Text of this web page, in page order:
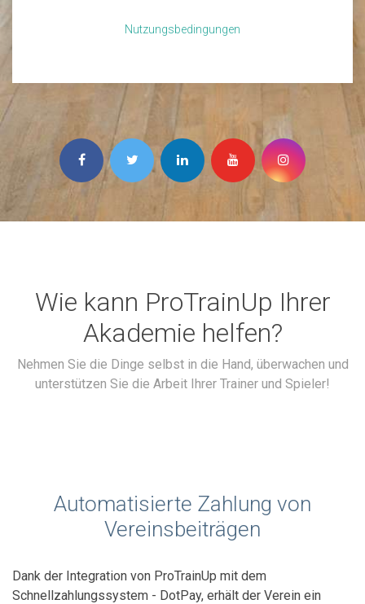
Nutzungsbedingungen
Wie kann ProTrainUp Ihrer
Akademie helfen?
Nehmen Sie die Dinge selbst in die Hand, überwachen und
unterstützen Sie die Arbeit Ihrer Trainer und Spieler!
Automatisierte Zahlung von
Vereinsbeiträgen
Dank der Integration von ProTrainUp mit dem
Schnellzahlungssystem - DotPay, erhält der Verein ein